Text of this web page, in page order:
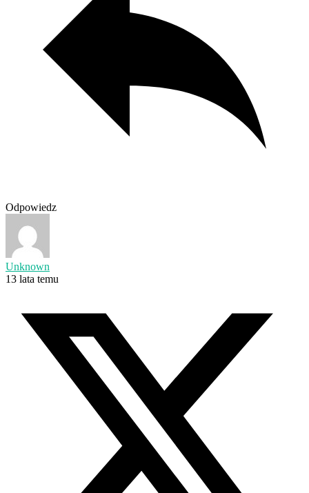
Odpowiedz
Unknown
13 lata temu